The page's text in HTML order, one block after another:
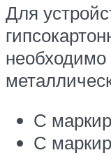
Для
С
С